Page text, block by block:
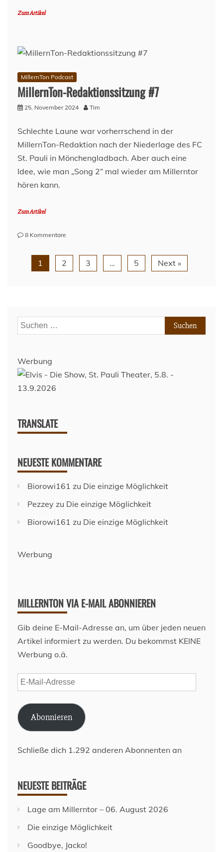
Zum Artikel
MillernTon Podcast
MillernTon-Redaktionssitzung #7
25. November 2024 Tim
Schlechte Laune war vorherrschend in der
MillernTon-Redaktion nach der Niederlage des FC
St. Pauli in Mönchengladbach. Aber auch eine
Idee, wie man „Song 2“ mal wieder am Millerntor
hören kann.
Zum Artikel
8 Kommentare
Redaktionssitzung
#7
1 2 3 … 5 Next »
Suchen
nach:
Werbung
TRANSLATE
NEUESTE KOMMENTARE
Biorowi161 zu Die einzige Möglichkeit
Pezzey zu Die einzige Möglichkeit
Biorowi161 zu Die einzige Möglichkeit
Werbung
MILLERNTON VIA E-MAIL ABONNIEREN
Gib deine E-Mail-Adresse an, um über jeden neuen
Artikel informiert zu werden. Du bekommst KEINE
Werbung o.ä.
E-
Mail-
Adresse
Abonnieren
Schließe dich 1.292 anderen Abonnenten an
NEUESTE BEITRÄGE
Lage am Millerntor – 06. August 2026
Die einzige Möglichkeit
Goodbye, Jacko!